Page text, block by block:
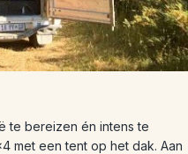
te bereizen én intens te
met een tent op het dak. Aan